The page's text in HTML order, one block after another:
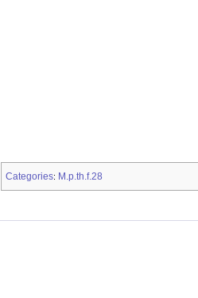
Categories: M.p.th.f.28